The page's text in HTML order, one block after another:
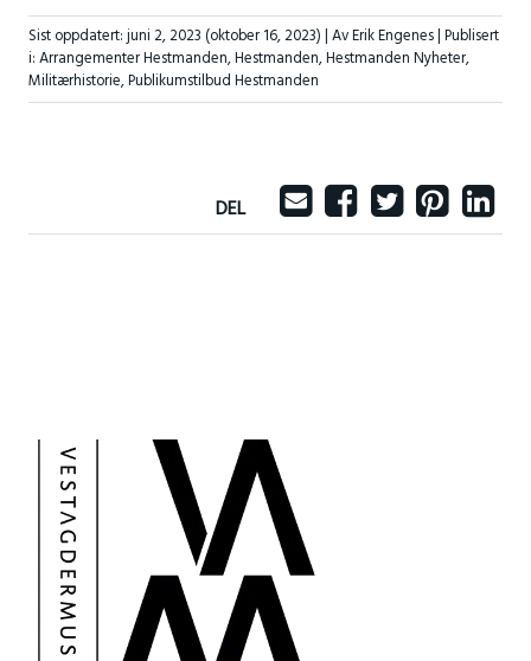
Sist oppdatert:juni 2, 2023 (oktober 16, 2023)| Av Erik Engenes |Publisert
i:Arrangementer Hestmanden,Hestmanden,Hestmanden Nyheter,
Militærhistorie,Publikumstilbud Hestmanden
DEL